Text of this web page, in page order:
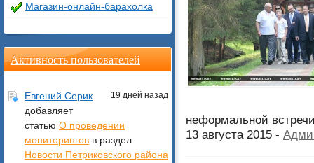
неформальной
13 августа 2015 -
Магазин-онлайн-барахолка
Активность пользователей
19 дней назад
Евгений Серик
добавляет
статью О проведении
мониторингов в раздел
Новости Петриковского района